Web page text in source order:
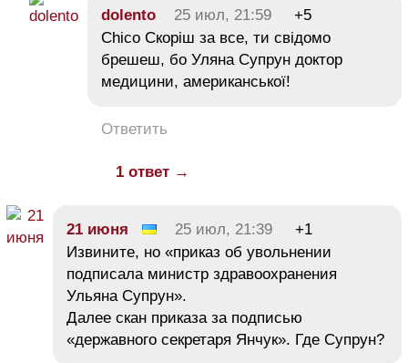
dolento 25 июл, 21:59
+5
Chico Скоріш за все, ти свідомо
брешеш, бо Уляна Супрун доктор
медицини, американської!
Ответить
1 ответ →
21 июня 25 июл, 21:39
+1
Извините, но «приказ об увольнении
подписала министр здравоохранения
Ульяна Супрун».
Далее скан приказа за подписью
«державного секретаря Янчук». Где Супрун?